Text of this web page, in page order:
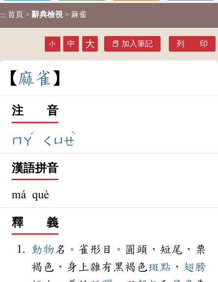
::: 首頁 > 辭典檢視 > 麻雀
小 中 大 加入筆記 列 印
麻雀
注 音
ㄇㄚ
ˊ
ㄑㄩㄝ
ˋ
漢語拼音
má què
釋 義
動物名。雀形目。圓頭，短尾，栗
褐色，身上雜有黑褐色斑點 ， 翅膀